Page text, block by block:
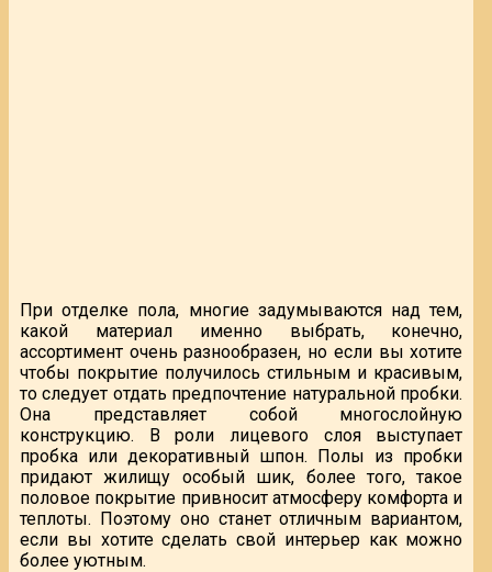
При отделке пола, многие задумываются над тем,
какой материал именно выбрать, конечно,
ассортимент очень разнообразен, но если вы хотите
чтобы покрытие получилось стильным и красивым,
то следует отдать предпочтение натуральной пробки.
Она представляет собой многослойную
конструкцию. В роли лицевого слоя выступает
пробка или декоративный шпон. Полы из пробки
придают жилищу особый шик, более того, такое
половое покрытие привносит атмосферу комфорта и
теплоты. Поэтому оно станет отличным вариантом,
если вы хотите сделать свой интерьер как можно
более уютным.